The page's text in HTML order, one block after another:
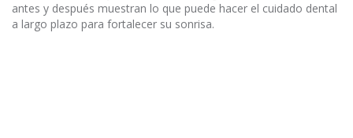
antes y después muestran lo que puede hacer el cuidado dental
a largo plazo para fortalecer su sonrisa.